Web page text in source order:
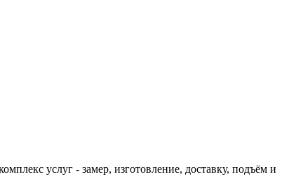
услуг - замер, изготовление, доставку, подъём и